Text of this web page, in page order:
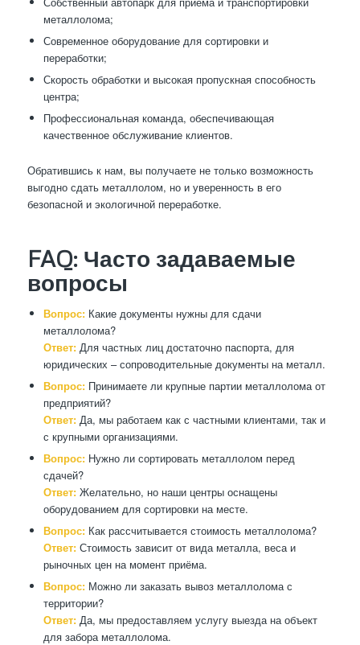
металлолома;
Современное оборудование для сортировки и
переработки;
Скорость обработки и высокая пропускная способность
центра;
Профессиональная команда, обеспечивающая
качественное обслуживание клиентов.
Обратившись к нам, вы получаете не только возможность
выгодно сдать металлолом, но и уверенность в его
безопасной и экологичной переработке.
FAQ: Часто задаваемые
вопросы
Вопрос:Какие документы нужны для сдачи
металлолома?
Ответ:Для частных лиц достаточно паспорта, для
юридических – сопроводительные документы на металл.
Вопрос:Принимаете ли крупные партии металлолома от
предприятий?
Ответ:Да, мы работаем как с частными клиентами, так и
с крупными организациями.
Вопрос:Нужно ли сортировать металлолом перед
сдачей?
Ответ:Желательно, но наши центры оснащены
оборудованием для сортировки на месте.
Вопрос:Как рассчитывается стоимость металлолома?
Ответ:Стоимость зависит от вида металла, веса и
рыночных цен на момент приёма.
Вопрос:Можно ли заказать вывоз металлолома с
территории?
Ответ:Да, мы предоставляем услугу выезда на объект
для забора металлолома.